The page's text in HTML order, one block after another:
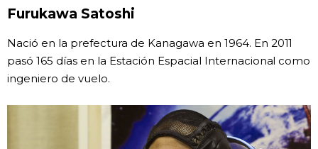
Furukawa Satoshi
Nació en la prefectura de Kanagawa en 1964. En 2011
pasó 165 días en la Estación Espacial Internacional como
ingeniero de vuelo.